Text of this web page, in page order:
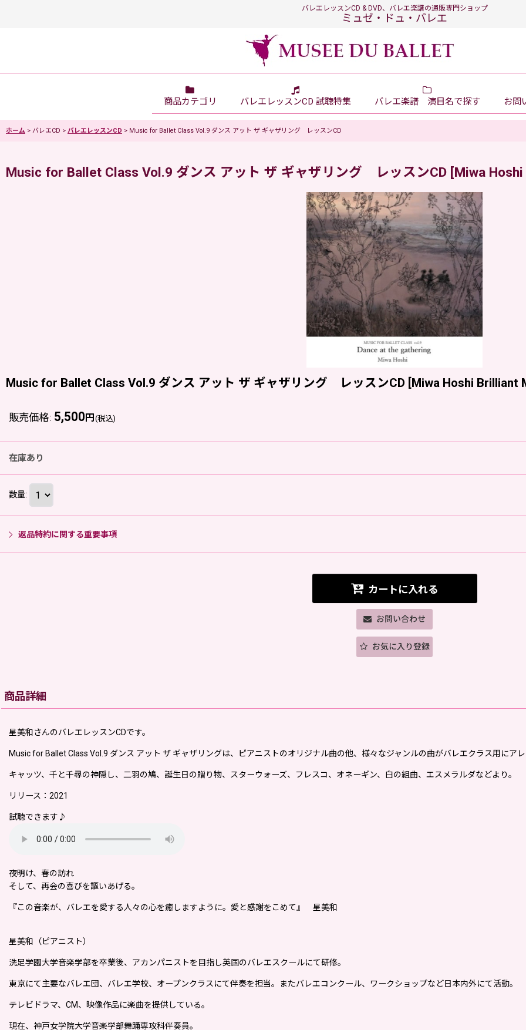
バレエレッスンCD & DVD、バレエ楽譜の通販専門ショップ
ミュゼ・ドュ・バレエ
商品カテゴリ バレエレッスンCD 試聴特集 バレエ楽譜 演目名で探す お問
ホーム > バレエCD > バレエレッスンCD > Music for Ballet Class Vol.9 ダンス アット ザ ギャザリング レッスンCD
Music for Ballet Class Vol.9 ダンス アット ザ ギャザリング レッスンCD [Miwa
Music for Ballet Class Vol.9 ダンス アット ザ ギャザリング レッスンCD [Miwa Hoshi Brilliant
販売価格: 5,500 円 (税込)
在庫あり
数量:
返品特約に関する重要事項
カートに入れる
お問い合わせ
お気に入り登録
商品詳細
星美和さんのバレエレッスンCDです。
Music for Ballet Class Vol.9 ダンス アット ザ ギャザリングは、ピアニストのオリジナル曲の他、様々なジャンルの曲がバレエクラス用にアレ
キャッツ、千と千尋の神隠し、二羽の鳩、誕生日の贈り物、スターウォーズ、フレスコ、オネーギン、白の組曲、エスメラルダなどより。
リリース：2021
試聴できます♪
夜明け、春の訪れ
そして、再会の喜びを謳いあげる。
『この音楽が、バレエを愛する人々の心を癒しますように。愛と感謝をこめて』 星美和
星美和（ピアニスト）
洗足学園大学音楽学部を卒業後、アカンパニストを目指し英国のバレエスクールにて研修。
東京にて主要なバレエ団、バレエ学校、オープンクラスにて伴奏を担当。またバレエコンクール、ワークショップなど日本内外にて活動。
テレビドラマ、CM、映像作品に楽曲を提供している。
現在、神戸女学院大学音楽学部舞踊専攻科伴奏員。